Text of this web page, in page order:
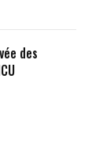
des